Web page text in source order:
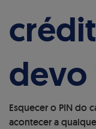
devo
Esquecer o PIN do
acontecer a